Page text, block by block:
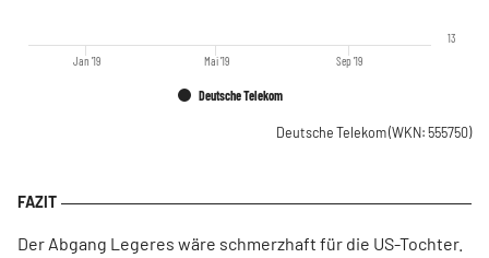
Deutsche Telekom
Jan '19 Mai '19 Sep '19
13
Deutsche Telekom(WKN: 555750)
Der Abgang Legeres wäre schmerzhaft für die US-Tochter.